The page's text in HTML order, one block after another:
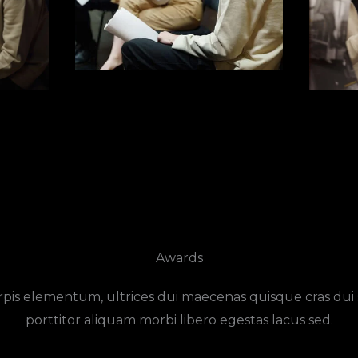
Awards
elementum, ultrices dui maecenas quisque cras dui
porttitor aliquam morbi libero egestas lacus sed.